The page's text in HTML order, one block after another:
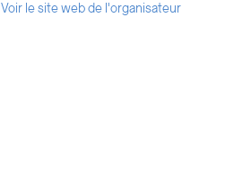
Voir le site web de l'organisateur